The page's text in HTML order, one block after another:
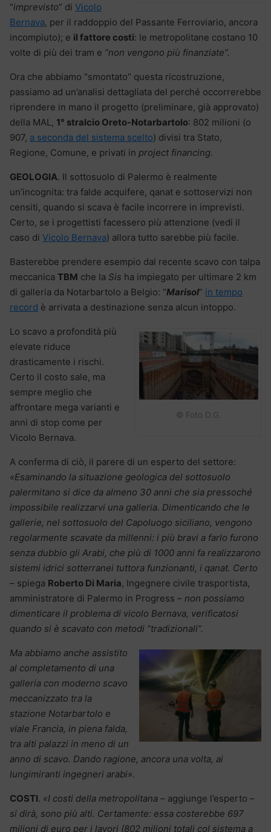
“imprevisto” di Vicolo
Bernava, per il raddoppio del Passante Ferroviario, ancora
incompiuto); e il fattore costi: le metropolitane costano 10
volte di più dei tram e “non vengono più finanziate”.
Ora che abbiamo “smontato” questa ricostruzione,
passiamo ad un’analisi dettagliata del perché occorrerebbe
riprendere in mano il progetto (preliminare, già approvato)
della MAL, 1° stralcio Oreto-Notarbartolo: 802 milioni (o
907, a seconda del sistema scelto) divisi tra Stato,
Regione, Comune, e privati in project financing.
GEOLOGIA. Il sottosuolo di Palermo è realmente
un’incognita: tra falde acquifere, qanat e sottoservizi non
censiti, quando si scava è facile incorrere in imprevisti.
Certo, se i progettisti facessero più attenzione (vedi il
caso di Vicolo Bernava) allora tutto sarebbe più facile.
Basterebbe prendere esempio dal recente scavo con talpa
meccanica TBM che la Sis ha impiegato per ultimare 2 km
di galleria da Notarbartolo a Belgio: “Marisol” in tempo
record è arrivata a destinazione senza alcun intoppo.
© Foto D.G.
Lo scavo a profondità più
elevate riduce
drasticamente i rischi.
Certo il costo sale, ma
sempre meglio che
affrontare mega varianti e
anni di stop come per
Vicolo Bernava.
A conferma di ciò, il parere di un esperto del settore:
«Esaminando la situazione geologica del sottosuolo
palermitano si dice da almeno 30 anni che sia pressoché
impossibile realizzarvi una galleria. Dimenticando che le
gallerie, nel sottosuolo del Capoluogo siciliano, vengono
regolarmente scavate da millenni: i più bravi a farlo furono
senza dubbio gli Arabi, che più di 1000 anni fa realizzarono
sistemi idrici sotterranei tuttora funzionanti, i qanat. Certo
– spiega Roberto Di Maria, Ingegnere civile trasportista,
amministratore di Palermo in Progress – non possiamo
dimenticare il problema di vicolo Bernava, verificatosi
quando si è scavato con metodi “tradizionali”.
Ma abbiamo anche assistito
al completamento di una
galleria con moderno scavo
meccanizzato tra la
stazione Notarbartolo e
viale Francia, in piena falda,
tra alti palazzi in meno di un
anno di scavo. Dando ragione, ancora una volta, ai
lungimiranti ingegneri arabi».
COSTI. «I costi della metropolitana – aggiunge l’esperto –
si dirà, sono più alti. Certamente: essa costerebbe 697
milioni di euro per i lavori (802 milioni totali col sistema a